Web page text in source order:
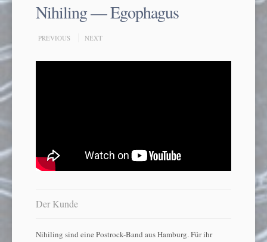
Nihiling — Egophagus
PREVIOUS NEXT
Der Kunde
Nihiling sind eine Postrock-Band aus Hamburg. Für ihr